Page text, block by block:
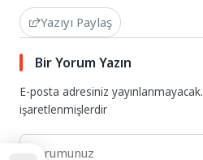
Yazıyı Paylaş
Bir Yorum Yazın
E-posta adresiniz yayınlanmayacak.
işaretlenmişlerdir